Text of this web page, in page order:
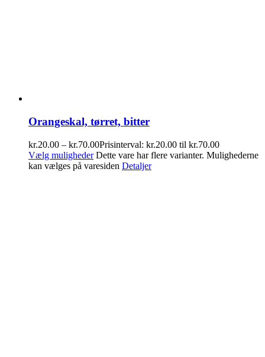
Orangeskal, tørret, bitter
kr.20.00 – kr.70.00Prisinterval: kr.20.00 til kr.70.00
Vælg muligheder Dette vare har flere varianter. Mulighederne
kan vælges på varesiden Detaljer